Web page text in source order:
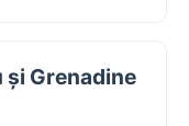
Grenadine